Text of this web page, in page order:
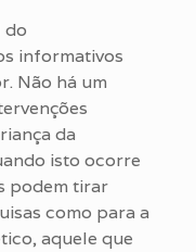
do
informativos
Não há um
da
isto ocorre
podem tirar
como para a
aquele que